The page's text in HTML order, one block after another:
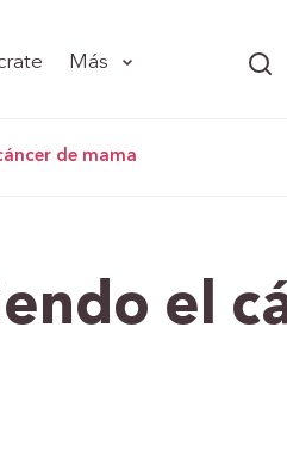
Más
de mama
el